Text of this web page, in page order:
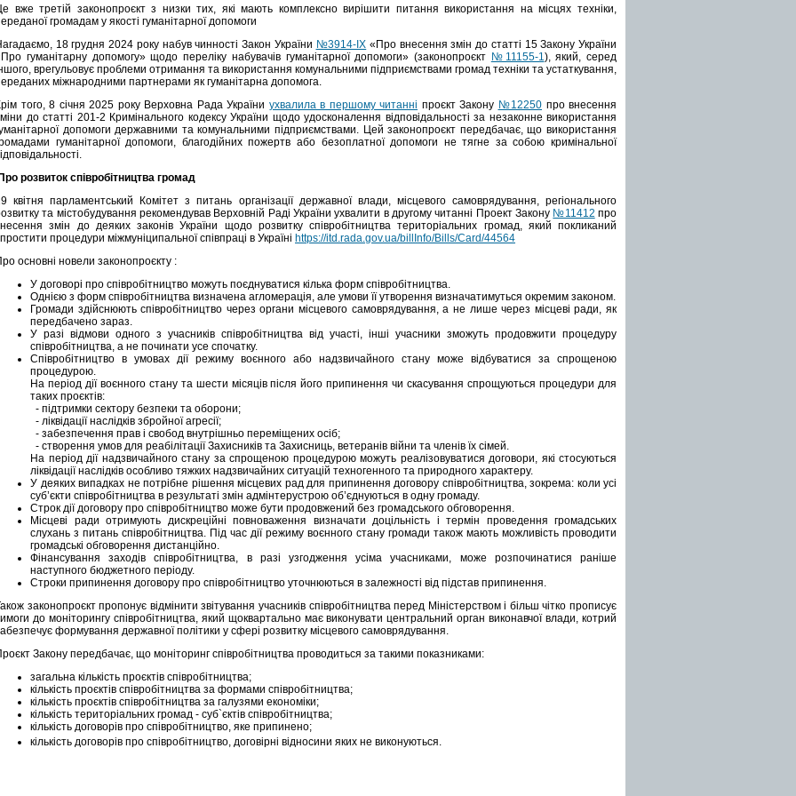
вже третій законопроєкт з низки тих, які мають комплексно вирішити питання використання на місцях техніки,
громадам у якості гуманітарної допомоги
18 грудня 2024 року набув чинності Закон України №3914-ІХ «Про внесення змін до статті 15 Закону України
гуманітарну допомогу» щодо переліку набувачів гуманітарної допомоги» (законопроєкт №11155-1), який, серед
врегульовує проблеми отримання та використання комунальними підприємствами громад техніки та устаткування,
міжнародними партнерами як гуманітарна допомога.
того, 8 січня 2025 року Верховна Рада України ухвалила в першому читанні проєкт Закону №12250 про внесення
до статті 201-2 Кримінального кодексу України щодо удосконалення відповідальності за незаконне використання
допомоги державними та комунальними підприємствами. Цей законопроєкт передбачає, що використання
гуманітарної допомоги, благодійних пожертв або безоплатної допомоги не тягне за собою кримінальної
розвиток співробітництва громад
квітня парламентський Комітет з питань організації державної влади, місцевого самоврядування, регіонального
та містобудування рекомендував Верховній Раді України ухвалити в другому читанні Проект Закону №11412 про
змін до деяких законів України щодо розвитку співробітництва територіальних громад, який покликаний
процедури міжмуніципальної співпраці в Україні https://itd.rada.gov.ua/billInfo/Bills/Card/44564
основні новели законопроєкту :
У договорі про співробітництво можуть поєднуватися кілька форм співробітництва.
Однією з форм співробітництва визначена агломерація, але умови її утворення визначатимуться окремим законом.
Громади здійснюють співробітництво через органи місцевого самоврядування, а не лише через місцеві ради, як
передбачено зараз.
У разі відмови одного з учасників співробітництва від участі, інші учасники зможуть продовжити процедуру
співробітництва, а не починати усе спочатку.
Співробітництво в умовах дії режиму воєнного або надзвичайного стану може відбуватися за спрощеною
процедурою.
На період дії воєнного стану та шести місяців після його припинення чи скасування спрощуються процедури для
таких проєктів:
- підтримки сектору безпеки та оборони;
- ліквідації наслідків збройної агресії;
- забезпечення прав і свобод внутрішньо переміщених осіб;
- створення умов для реабілітації Захисників та Захисниць, ветеранів війни та членів їх сімей.
На період дії надзвичайного стану за спрощеною процедурою можуть реалізовуватися договори, які стосуються
ліквідації наслідків особливо тяжких надзвичайних ситуацій техногенного та природного характеру.
У деяких випадках не потрібне рішення місцевих рад для припинення договору співробітництва, зокрема: коли усі
суб’єкти співробітництва в результаті змін адмінтерустрою об’єднуються в одну громаду.
Строк дії договору про співробітництво може бути продовжений без громадського обговорення.
Місцеві ради отримують дискреційні повноваження визначати доцільність і термін проведення громадських
слухань з питань співробітництва. Під час дії режиму воєнного стану громади також мають можливість проводити
громадські обговорення дистанційно.
Фінансування заходів співробітництва, в разі узгодження усіма учасниками, може розпочинатися раніше
наступного бюджетного періоду.
Строки припинення договору про співробітництво уточнюються в залежності від підстав припинення.
законопроєкт пропонує відмінити звітування учасників співробітництва перед Міністерством і більш чітко прописує
до моніторингу співробітництва, який щоквартально має виконувати центральний орган виконавчої влади, котрий
формування державної політики у сфері розвитку місцевого самоврядування.
Закону передбачає, що моніторинг співробітництва проводиться за такими показниками:
загальна кількість проєктів співробітництва;
кількість проєктів співробітництва за формами співробітництва;
кількість проєктів співробітництва за галузями економіки;
кількість територіальних громад - суб`єктів співробітництва;
кількість договорів про співробітництво, яке припинено;
кількість договорів про співробітництво, договірні відносини яких не виконуються.